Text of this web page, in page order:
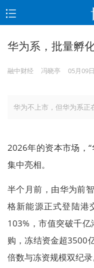
华为系，批量孵
融中财经 冯晓亭 05月09
华为不上市，但华为系正
2026年的资本市场，
集中亮相。
半个月前，由华为前
格新能源正式登陆港
103%，市值突破千
购，冻结资金超3500
倍数与冻资规模双纪